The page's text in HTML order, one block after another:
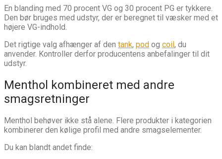
En blanding med 70 procent VG og 30 procent PG er tykkere.
Den bør bruges med udstyr, der er beregnet til væsker med et
højere VG-indhold.
Det rigtige valg afhænger af den tank, pod og coil, du
anvender. Kontroller derfor producentens anbefalinger til dit
udstyr.
Menthol kombineret med andre
smagsretninger
Menthol behøver ikke stå alene. Flere produkter i kategorien
kombinerer den kølige profil med andre smagselementer.
Du kan blandt andet finde: